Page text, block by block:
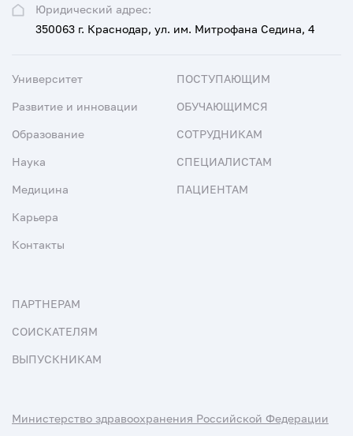
Юридический адрес:
350063 г. Краснодар, ул. им. Митрофана Седина, 4
Университет
Развитие и инновации
Образование
Наука
Медицина
Карьера
Контакты
ПОСТУПАЮЩИМ
ОБУЧАЮЩИМСЯ
СОТРУДНИКАМ
СПЕЦИАЛИСТАМ
ПАЦИЕНТАМ
ПАРТНЕРАМ
СОИСКАТЕЛЯМ
ВЫПУСКНИКАМ
Министерство здравоохранения Российской Федерации